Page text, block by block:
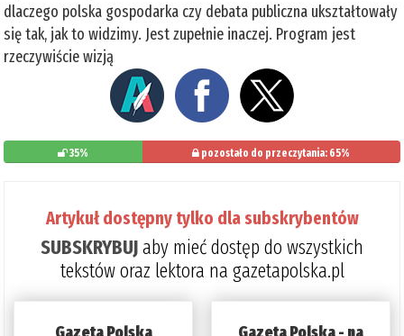
dlaczego polska gospodarka czy debata publiczna ukształtowały
się tak, jak to widzimy. Jest zupełnie inaczej. Program jest
rzeczywiście wizją
35% pozostało do przeczytania: 65%
Artykuł dostępny tylko dla subskrybentów
SUBSKRYBUJaby mieć dostęp do wszystkich
tekstów oraz lektora na gazetapolska.pl